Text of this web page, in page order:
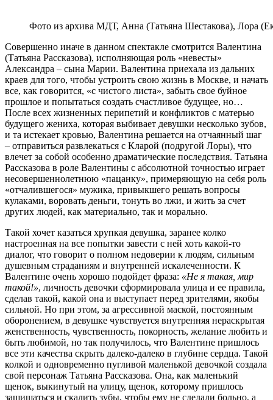
Фото из архива МДТ, Анна (Татьяна Шестакова), Лора
Совершенно иначе в данном спектакле смотрится Валентина
(Татьяна Рассказова), исполняющая роль «невесты»
Александра – сына Марии. Валентина приехала из дальних
краев для того, чтобы устроить свою жизнь в Москве, и начать
все, как говорится, «с чистого листа», забыть свое буйное
прошлое и попытаться создать счастливое будущее, но…
После всех жизненных перипетий и конфликтов с матерью
будущего жениха, которая выбивает девушки несколько зубов,
и та истекает кровью, Валентина решается на отчаянный шаг
– отправиться развлекаться с Кларой (подругой Лоры), что
влечет за собой особенно драматические последствия. Татьяна
Рассказова в роле Валентины с абсолютной точностью играет
несовершеннолетнюю «пацанку», примеряющую на себя роль
«отчалившегося» мужика, привыкшего решать вопросы
кулаками, воровать деньги, тонуть во лжи, и жить за счет
других людей, как материально, так и морально.
Такой хочет казаться хрупкая девушка, заранее колко
настроенная на все попытки завести с ней хоть какой-то
диалог, что говорит о полном недоверии к людям, сильным
душевным страданиям и внутренней искалеченности. К
Валентине очень хорошо подойдет фраза: «Не я такая, мир
такой!», личность девочки сформировала улица и ее правила,
сделав такой, какой она и выступает перед зрителями, якобы
сильной. Но при этом, за агрессивной маской, постоянным
оборонением, в девушке чувствуется внутренняя нераскрытая
женственность, чувственность, покорность, желание любить и
быть любимой, но так получилось, что Валентине пришлось
все эти качества скрыть далеко-далеко в глубине сердца. Такой
колкой и одновременно пугливой маленькой девочкой создала
свой персонаж Татьяна Рассказова. Она, как маленький
щенок, выкинутый на улицу, щенок, которому пришлось
защищаться и скалить зубы, чтобы ему не сделали больно, а